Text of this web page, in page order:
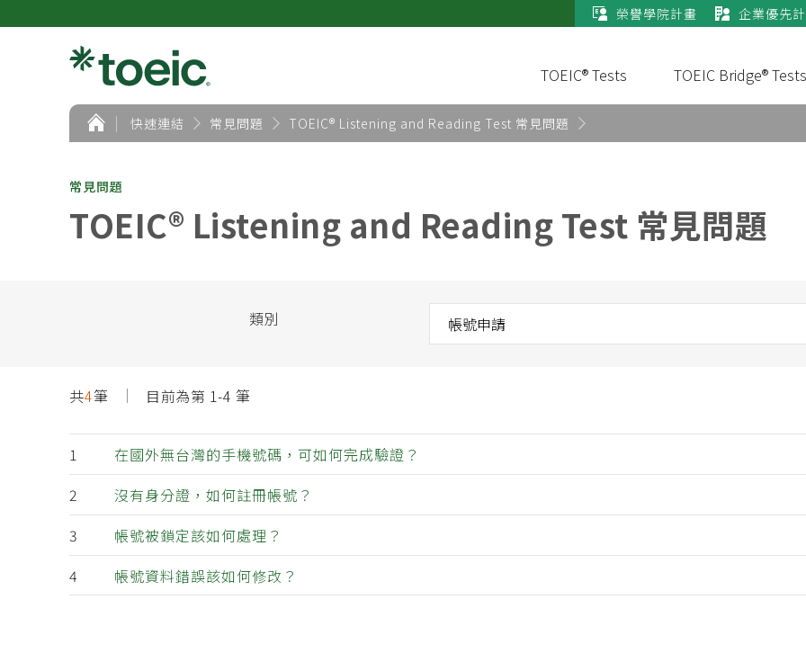
榮譽學院計畫 企業優先
TOEIC® Tests TOEIC Bridge® Tests
首
頁
快速連結 常見問題 TOEIC® Listening and Reading Test 常見問題
常見問題
TOEIC® Listening and Reading Test 常見問題
類別
共4筆 目前為第 1-4 筆
在國外無台灣的手機號碼，可如何完成驗證？
沒有身分證，如何註冊帳號？
帳號被鎖定該如何處理？
帳號資料錯誤該如何修改？